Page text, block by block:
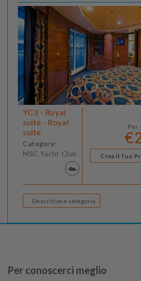
YC3 - Royal
suite - Royal
suite
Category:
MSC Yacht Club
Per
Crea il Tuo
Descrizione categoria
Per conoscerci meglio